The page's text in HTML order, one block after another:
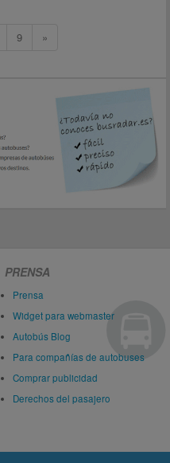
9 »
PRENSA
Prensa
Widget para webmaster
Autobús Blog
Para compañías de autobuses
Comprar publicidad
Derechos del pasajero